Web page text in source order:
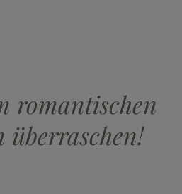
romantischen
überraschen!